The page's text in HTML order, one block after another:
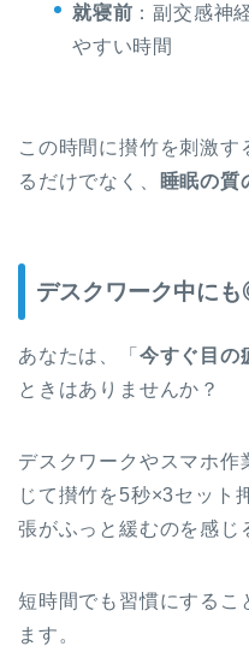
就寝前 ：副交感神
やすい時間
この時間に攅竹を刺激す
るだけでなく、
睡眠の質
デスクワーク中に
あなたは、「 今すぐ目の
ときはありませんか？
デスクワークやスマホ作
じて攅竹を5秒×3セット
張がふっと緩むのを感じ
短時間でも習慣にするこ
ます。